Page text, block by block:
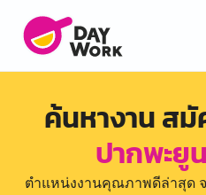
ค้นหางาน สมั
ปากพะยูน
ตำแหน่งงานคุณภาพดีล่าสุด